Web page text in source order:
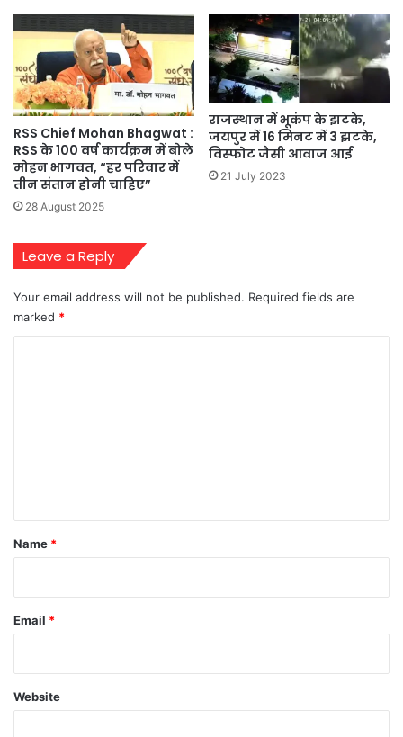
RSS Chief Mohan Bhagwat :
RSS के 100 वर्ष कार्यक्रम में बोले
मोहन भागवत, “हर परिवार में
तीन संतान होनी चाहिए”
28 August 2025
राजस्थान में भूकंप के झटके,
जयपुर में 16 मिनट में 3 झटके,
विस्फोट जैसी आवाज आई
21 July 2023
Leave a Reply
Your email address will not be published. Required fields are
marked *
*
Name *
Email *
Website